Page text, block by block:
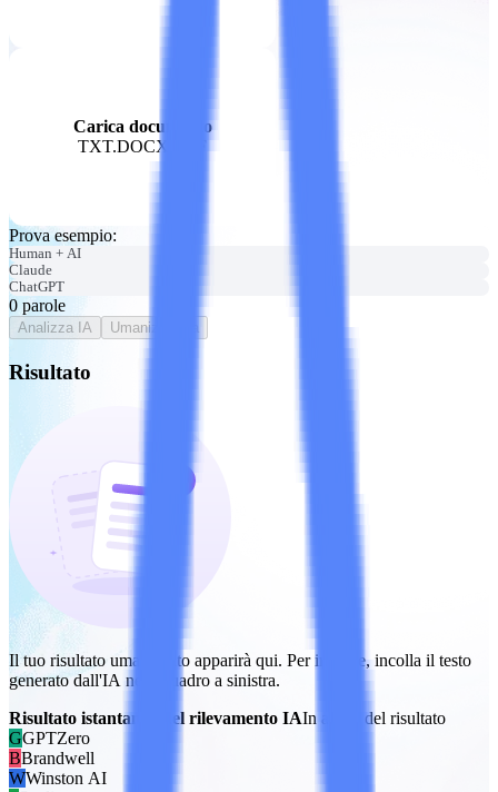
Carica documento
TXT.DOCX.PDF
Prova esempio:
Human + AI
Claude
ChatGPT
0 parole
Analizza IA Umanizza ora
Risultato
Il tuo risultato umanizzato apparirà qui. Per iniziare, incolla il testo
generato dall'IA nel riquadro a sinistra.
Risultato istantaneo del rilevamento IAIn attesa del risultato
GGPTZero
BBrandwell
WWinston AI